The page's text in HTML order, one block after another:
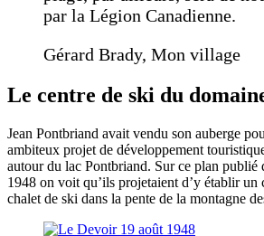
par la Légion Canadienne.
Gérard Brady, Mon village
Le centre de ski du
Jean Pontbriand avait vendu son auberge
ambiteux projet de développement
autour du lac Pontbriand. Sur ce plan publié
1948 on voit qu’ils projetaient d’y établir un
chalet de ski dans la pente de la montagne